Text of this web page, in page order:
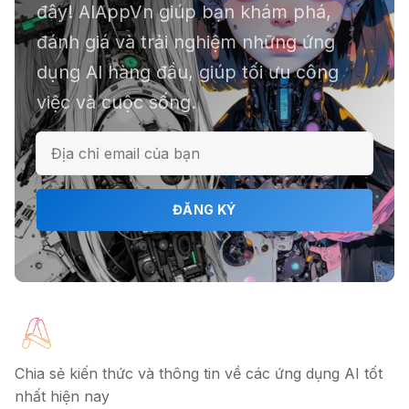
đây! AIAppVn giúp bạn khám phá,
đánh giá và trải nghiệm những ứng
dụng AI hàng đầu, giúp tối ưu công
việc và cuộc sống.
ĐĂNG KÝ
Chia sẻ kiến thức và thông tin về các ứng dụng AI tốt
nhất hiện nay